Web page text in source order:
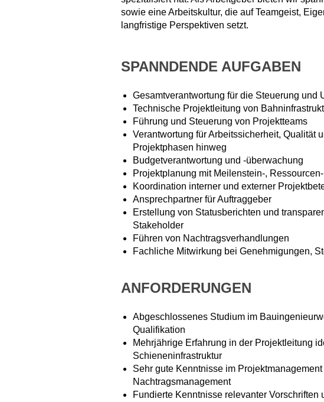
sowie eine Arbeitskultur, die auf Teamgeist,
langfristige Perspektiven setzt.
SPANNDENDE AUFGABEN
Gesamtverantwortung für die Steuerung und
Technische Projektleitung von
Führung und Steuerung von Projektteams
Verantwortung für Arbeitssicherheit, Qualität
Projektphasen hinweg
Budgetverantwortung und -überwachung
Projektplanung mit Meilenstein-,
Koordination interner und externer
Ansprechpartner für Auftraggeber
Erstellung von Statusberichten und
Stakeholder
Führen von Nachtragsverhandlungen
Fachliche Mitwirkung bei Genehmigungen,
ANFORDERUNGEN
Abgeschlossenes Studium im
Qualifikation
Mehrjährige Erfahrung in der Projektleitung
Schieneninfrastruktur
Sehr gute Kenntnisse im
Nachtragsmanagement
Fundierte Kenntnisse relevanter Vorschriften